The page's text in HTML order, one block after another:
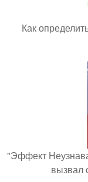
Как
"Эффект
вызвал